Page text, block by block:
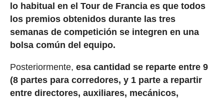
lo habitual en el Tour de Francia es que todos
los premios obtenidos durante las tres
semanas de competición se integren en una
bolsa común del equipo.
Posteriormente, esa cantidad se reparte entre 9
(8 partes para corredores, y 1 parte a repartir
entre directores, auxiliares, mecánicos,